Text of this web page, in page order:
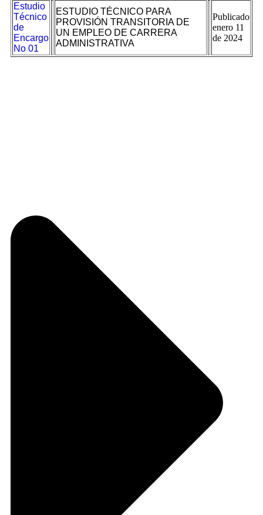
Estudio
Técnico
de
Encargo
No 01
ESTUDIO TÉCNICO PARA
PROVISIÓN TRANSITORIA DE
UN EMPLEO DE CARRERA
ADMINISTRATIVA
Publicado
enero 11
de 2024